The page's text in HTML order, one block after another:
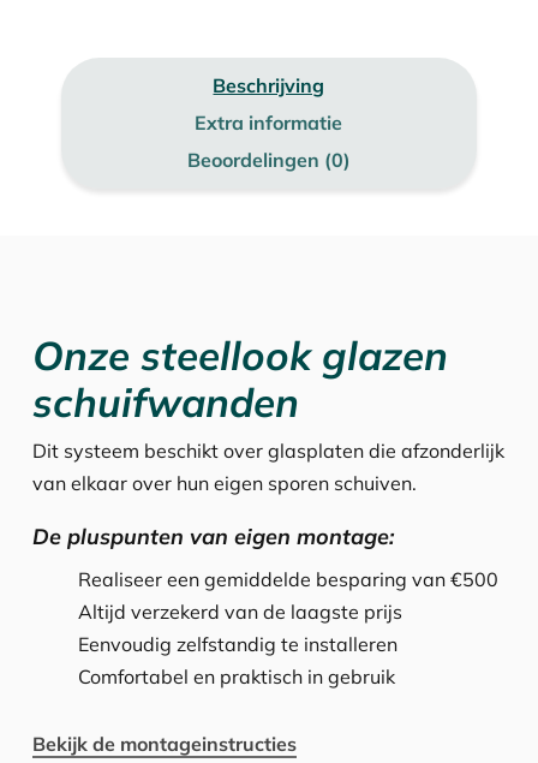
Beschrijving
Extra informatie
Beoordelingen (0)
Onze steellook glazen
schuifwanden
Dit systeem beschikt over glasplaten die afzonderlijk
van elkaar over hun eigen sporen schuiven.
De pluspunten van eigen montage:
Realiseer een gemiddelde besparing van €500
Altijd verzekerd van de laagste prijs
Eenvoudig zelfstandig te installeren
Comfortabel en praktisch in gebruik
Bekijk de montageinstructies